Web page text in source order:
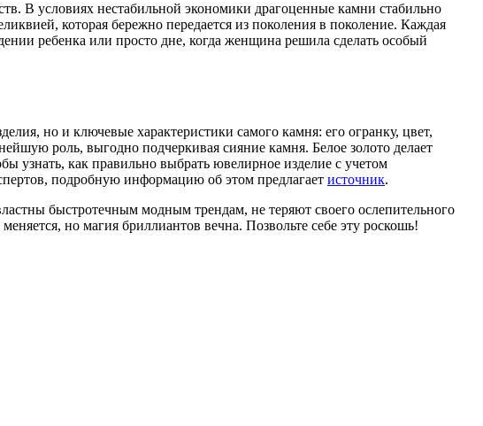
В условиях нестабильной экономики драгоценные камни стабильно
которая бережно передается из поколения в поколение. Каждая
ребенка или просто дне, когда женщина решила сделать особый
но и ключевые характеристики самого камня: его огранку, цвет,
роль, выгодно подчеркивая сияние камня. Белое золото делает
узнать, как правильно выбрать ювелирное изделие с учетом
подробную информацию об этом предлагает источник.
быстротечным модным трендам, не теряют своего ослепительного
но магия бриллиантов вечна. Позвольте себе эту роскошь!